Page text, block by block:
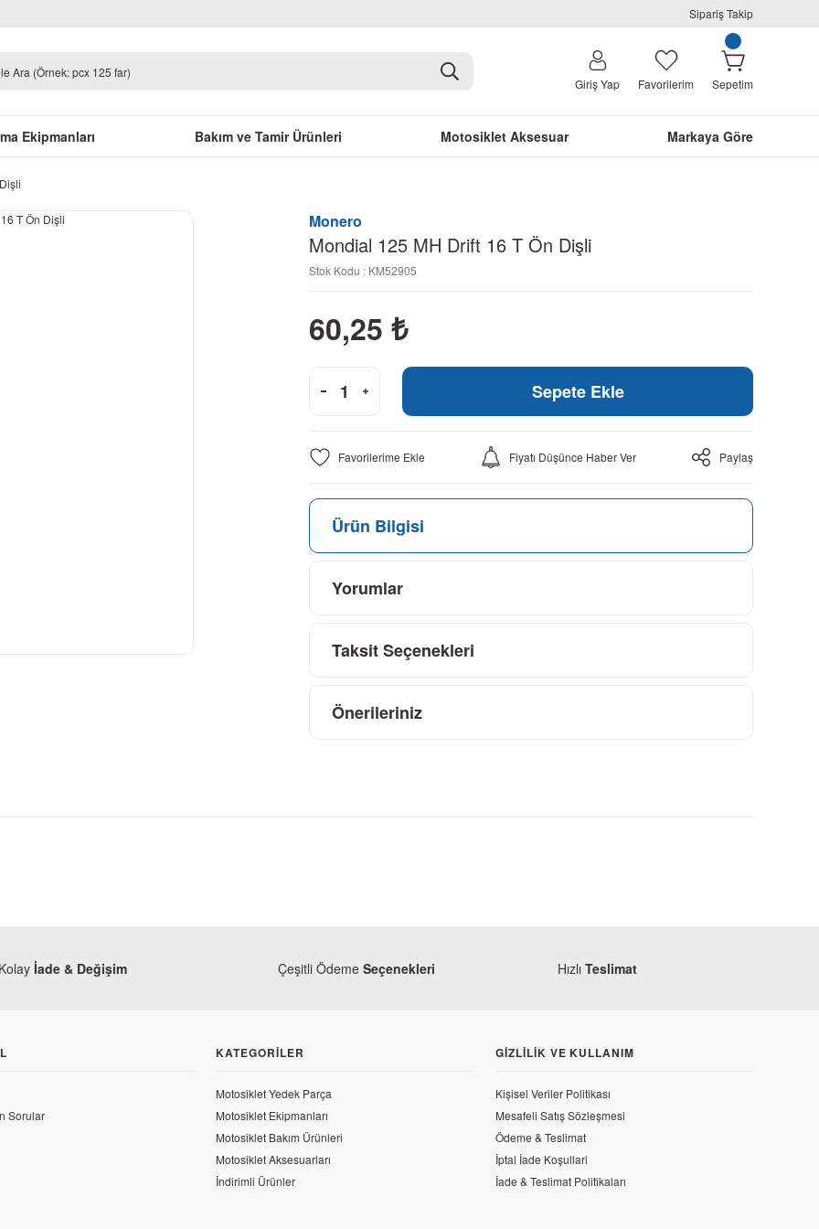
Sipariş Takip
Giriş Yap Favorilerim Sepetim
Ekipmanları Bakım ve Tamir Ürünleri Motosiklet Aksesuar Markaya Göre
Monero
Mondial 125 MH Drift 16 T Ön Dişli
Stok Kodu : KM52905
60,25 ₺
Sepete Ekle
Fiyatı Düşünce Haber Ver Paylaş
Ürün Bilgisi
Yorumlar
Taksit Seçenekleri
Önerileriniz
106,97 TL
Monero
Mondial 125 MH Drift Kilometre Teli Tutucu
Monero
99,22 TL
Kolay İade & Değişim Çeşitli Ödeme Seçenekleri Hızlı Teslimat
Sorular
KATEGORILER
Motosiklet Yedek Parça
Motosiklet Ekipmanları
Motosiklet Bakım Ürünleri
Motosiklet Aksesuarları
İndirimli Ürünler
GIZLILIK VE KULLANIM
Kişisel Veriler Politikası
Mesafeli Satış Sözleşmesi
Ödeme & Teslimat
İptal İade Koşullari
İade & Teslimat Politikaları